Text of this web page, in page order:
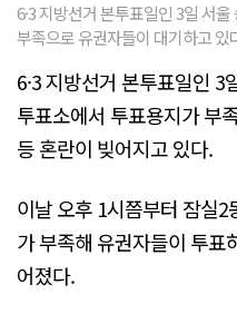
6·3 지방선거 본투표일인 3일 서
부족으로 유권자들이 대기하고 있
6·3 지방선거 본투표일인
투표소에서 투표용지가 부
등 혼란이 빚어지고 있다.
이날 오후 1시쯤부터 잠실
가 부족해 유권자들이 투표
어졌다.